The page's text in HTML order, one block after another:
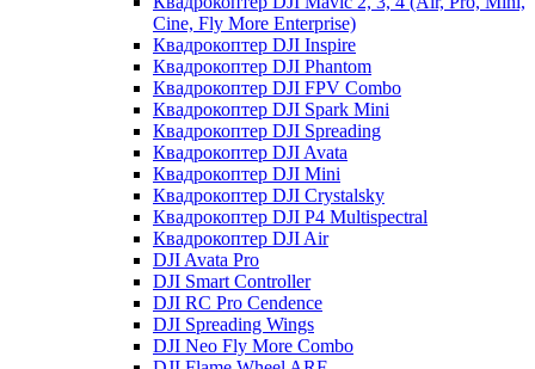
Cine, Fly More Enterprise)
Квадрокоптер DJI Inspire
Квадрокоптер DJI Phantom
Квадрокоптер DJI FPV Combo
Квадрокоптер DJI Spark Mini
Квадрокоптер DJI Spreading
Квадрокоптер DJI Avata
Квадрокоптер DJI Mini
Квадрокоптер DJI Crystalsky
Квадрокоптер DJI P4 Multispectral
Квадрокоптер DJI Air
DJI Avata Pro
DJI Smart Controller
DJI RC Pro Cendence
DJI Spreading Wings
DJI Neo Fly More Combo